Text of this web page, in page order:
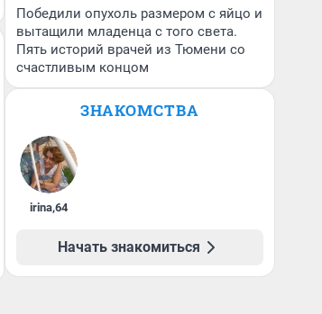
Победили опухоль размером с яйцо и
вытащили младенца с того света.
Пять историй врачей из Тюмени со
счастливым концом
ЗНАКОМСТВА
irina,64
Начать знакомиться